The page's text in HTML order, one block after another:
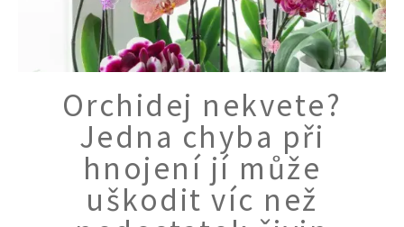
Orchidej nekvete?
Jedna chyba při
hnojení jí může
uškodit víc než